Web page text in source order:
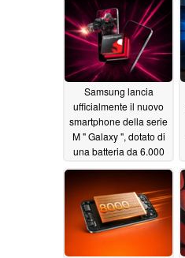
Samsung lancia
ufficialmente il nuovo
smartphone della serie
M " Galaxy ", dotato di
una batteria da 6.000
06/29/2026